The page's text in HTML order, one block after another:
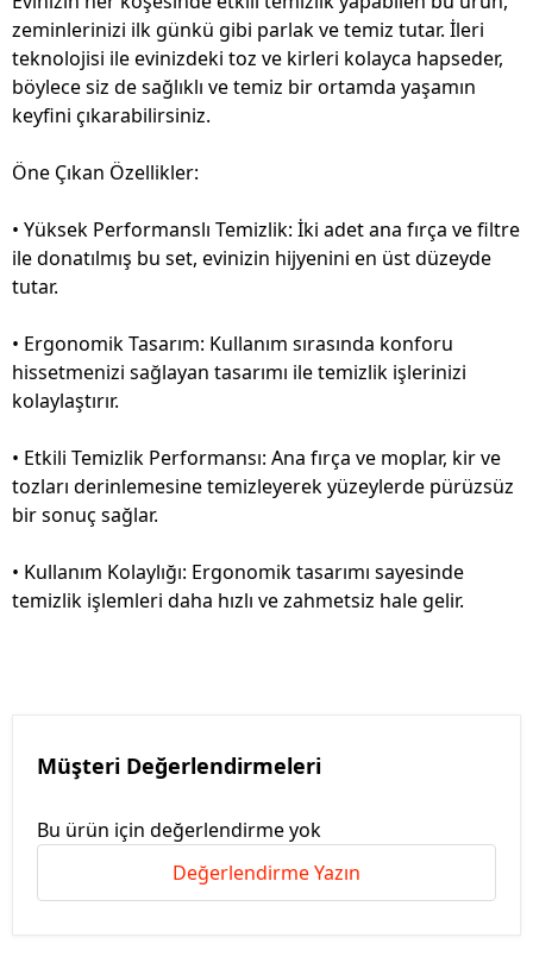
zeminlerinizi ilk günkü gibi parlak ve temiz tutar. İleri
teknolojisi ile evinizdeki toz ve kirleri kolayca hapseder,
böylece siz de sağlıklı ve temiz bir ortamda yaşamın
keyfini çıkarabilirsiniz.
Öne Çıkan Özellikler:
• Yüksek Performanslı Temizlik: İki adet ana fırça ve filtre
ile donatılmış bu set, evinizin hijyenini en üst düzeyde
tutar.
• Ergonomik Tasarım: Kullanım sırasında konforu
hissetmenizi sağlayan tasarımı ile temizlik işlerinizi
kolaylaştırır.
• Etkili Temizlik Performansı: Ana fırça ve moplar, kir ve
tozları derinlemesine temizleyerek yüzeylerde pürüzsüz
bir sonuç sağlar.
• Kullanım Kolaylığı: Ergonomik tasarımı sayesinde
temizlik işlemleri daha hızlı ve zahmetsiz hale gelir.
Müşteri Değerlendirmeleri
Bu ürün için değerlendirme yok
Değerlendirme Yazın